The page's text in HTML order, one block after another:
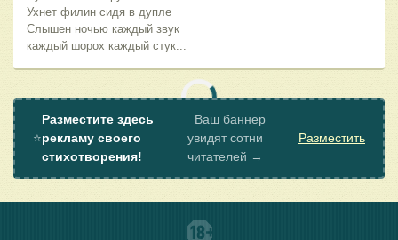
Ухнет филин сидя в дупле
Слышен ночью каждый звук
каждый шорох каждый стук...
⭐
Разместите здесь
рекламу своего
стихотворения!
Ваш баннер
увидят сотни
читателей →
Разместить